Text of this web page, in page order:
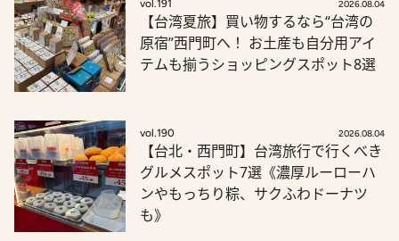
vol.191 2026.08.04
【台湾夏旅】買い物するなら“台湾の
原宿”西門町へ！ お土産も自分用アイ
テムも揃うショッピングスポット8選
vol.190 2026.08.04
【台北・西門町】台湾旅行で行くべき
グルメスポット7選《濃厚ルーローハ
ンやもっちり粽、サクふわドーナツ
も》